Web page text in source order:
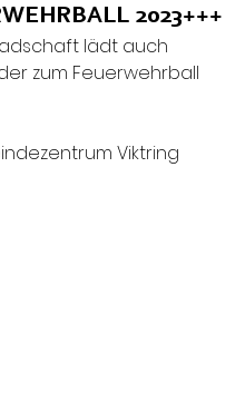
2023+++
lädt auch
zum Feuerwehrball
Viktring